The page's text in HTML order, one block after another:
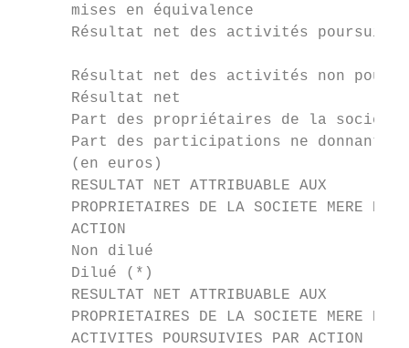
mises en équivalence
Résultat net des activités
Résultat net des activités non
Résultat net
Part des propriétaires de la
Part des participations ne donnant
(en euros)
      RESULTAT NET ATTRIBUABLE AUX
      PROPRIETAIRES DE LA SOCIETE MERE PAR
ACTION
Non dilué
Dilué (*)
      RESULTAT NET ATTRIBUABLE AUX
      PROPRIETAIRES DE LA SOCIETE MERE DES
ACTIVITES POURSUIVIES PAR ACTION